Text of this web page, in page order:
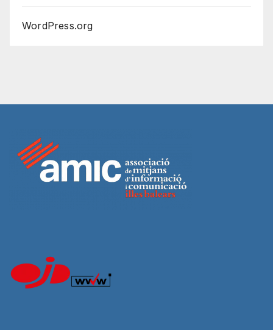
WordPress.org